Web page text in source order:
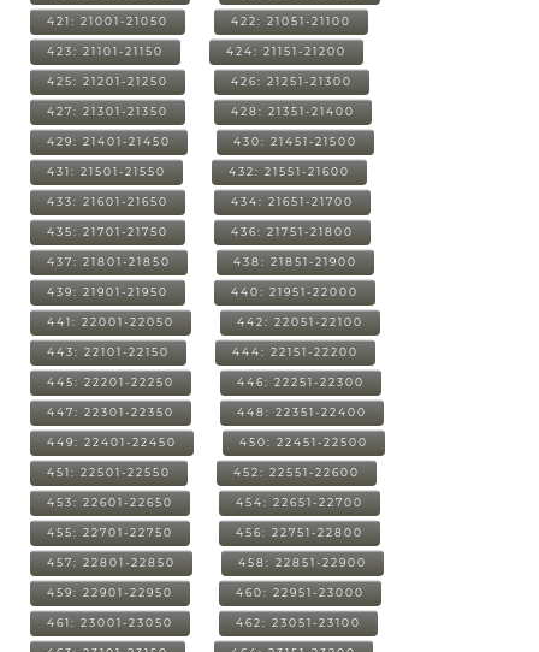
421: 21001-21050 422: 21051-21100
423: 21101-21150 424: 21151-21200
425: 21201-21250 426: 21251-21300
427: 21301-21350 428: 21351-21400
429: 21401-21450 430: 21451-21500
431: 21501-21550 432: 21551-21600
433: 21601-21650 434: 21651-21700
435: 21701-21750 436: 21751-21800
437: 21801-21850 438: 21851-21900
439: 21901-21950 440: 21951-22000
441: 22001-22050 442: 22051-22100
443: 22101-22150 444: 22151-22200
445: 22201-22250 446: 22251-22300
447: 22301-22350 448: 22351-22400
449: 22401-22450 450: 22451-22500
451: 22501-22550 452: 22551-22600
453: 22601-22650 454: 22651-22700
455: 22701-22750 456: 22751-22800
457: 22801-22850 458: 22851-22900
459: 22901-22950 460: 22951-23000
461: 23001-23050 462: 23051-23100